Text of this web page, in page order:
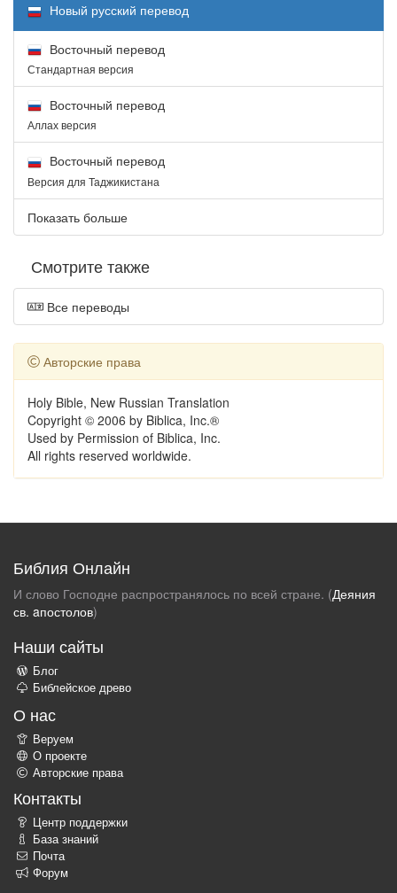
Новый русский перевод
Восточный перевод
Стандартная версия
Восточный перевод
Аллах версия
Восточный перевод
Версия для Таджикистана
Показать больше
Смотрите также
Все переводы
Авторские права
Holy Bible, New Russian Translation
Copyright © 2006 by Biblica, Inc.®
Used by Permission of Biblica, Inc.
All rights reserved worldwide.
Библия Онлайн
И слово Господне распространялось по всей стране. (Деяния
св. aпостолов)
Наши сайты
Блог
Библейское древо
О нас
Веруем
О проекте
Авторские права
Контакты
Центр поддержки
База знаний
Почта
Форум